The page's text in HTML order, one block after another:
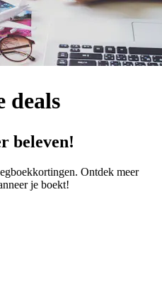
deals
beleven!
Ontdek meer
je boekt!